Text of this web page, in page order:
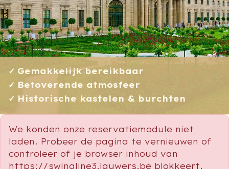
Gemakkelijk bereikbaar
Betoverende atmosfeer
Historische kastelen & burchten
We konden onze reservatiemodule niet
laden. Probeer de pagina te vernieuwen of
controleer of je browser inhoud van
https://swingline3.lauwers.be blokkeert.